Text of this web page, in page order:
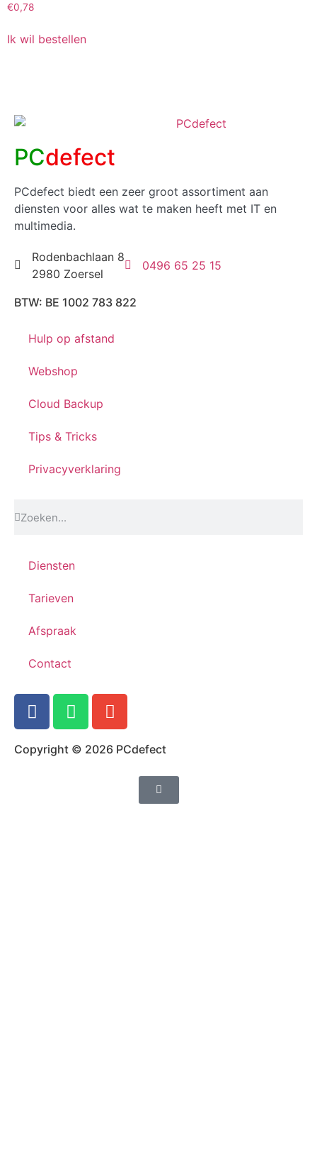
€0,78
Ik wil bestellen
PCdefect
PCdefect biedt een zeer groot assortiment aan
diensten voor alles wat te maken heeft met IT en
multimedia.
Rodenbachlaan 8
2980 Zoersel
0496 65 25 15
BTW: BE 1002 783 822
Hulp op afstand
Webshop
Cloud Backup
Tips & Tricks
Privacyverklaring
Diensten
Tarieven
Afspraak
Contact
Copyright © 2026 PCdefect